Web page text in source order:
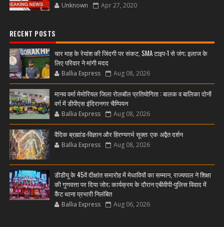
Unknown Apr 27, 2020
RECENT POSTS
चार माह के रेयांश की जिंदगी पर संकट, SMA टाइप-1 से जंग; इलाज के
लिए परिवार ने मांगी मदद
Ballia Express Aug 08, 2026
मानव वर्मा मेमोरियल जिला रोलबॉल प्रतियोगिता : बालक व बालिका दोनों
वर्ग में डीपीएस इंदिरानगर चैम्पियन
Ballia Express Aug 08, 2026
वैदिक ब्रह्मांड-विज्ञान और हिरण्यगर्भ सूक्त: एक अद्वैत दर्शन
Ballia Express Aug 08, 2026
डीडीयू के 45वें दीक्षांत समारोह में मेधावियों का सम्मान, राज्यपाल ने शिक्षा
की गुणवत्ता पर दिया जोर; कार्यक्रम के दौरान एबीवीपी-पुलिस विवाद में
कैंट थाना प्रभारी निलंबित
Ballia Express Aug 06, 2026